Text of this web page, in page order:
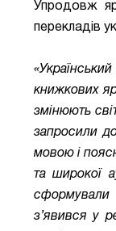
Упродовж
перекладів
книжкових
змінюють
запросили
мовою і
та широкої
сформували
з’явився у